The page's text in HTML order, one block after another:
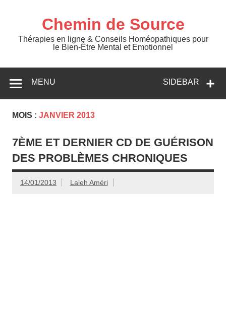
Chemin de Source
Thérapies en ligne & Conseils Homéopathiques pour
le Bien-Être Mental et Emotionnel
SIDEBAR
MENU
MOIS : JANVIER 2013
7ÈME ET DERNIER CD DE GUÉRISON
DES PROBLÈMES CHRONIQUES
14/01/2013 Laleh Améri